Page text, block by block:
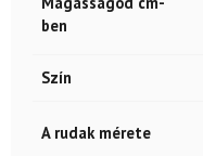
ben
Szín
A rudak mérete